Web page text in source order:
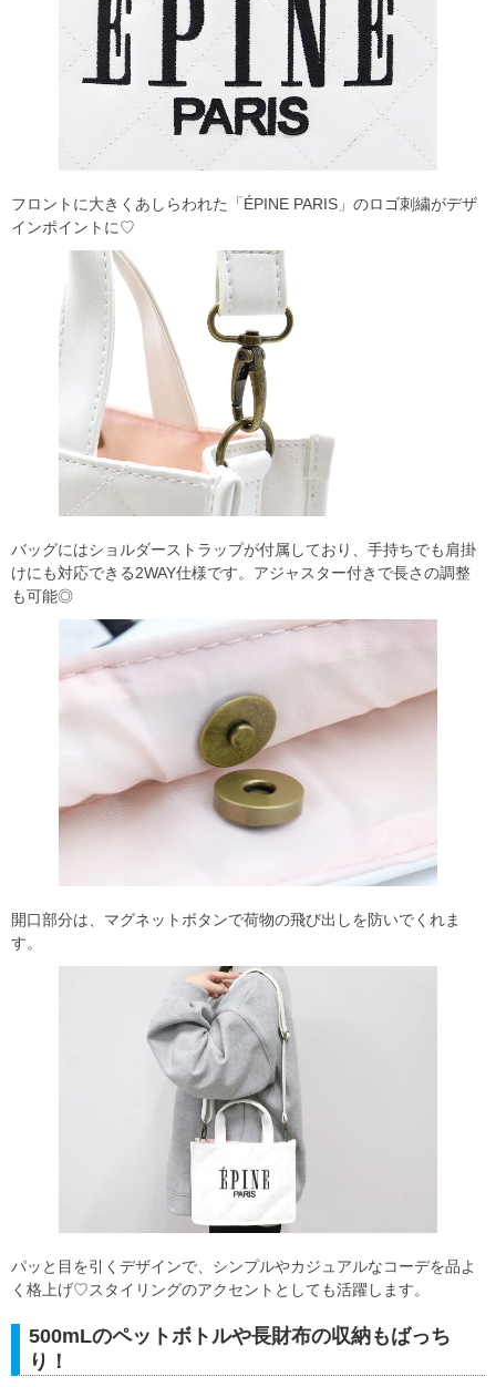
フロントに大きくあしらわれた「ÉPINE PARIS」のロゴ刺繍がデザ
インポイントに♡
バッグにはショルダーストラップが付属しており、手持ちでも肩掛
けにも対応できる2WAY仕様です。アジャスター付きで長さの調整
も可能◎
開口部分は、マグネットボタンで荷物の飛び出しを防いでくれま
す。
パッと目を引くデザインで、シンプルやカジュアルなコーデを品よ
く格上げ♡スタイリングのアクセントとしても活躍します。
500mLのペットボトルや長財布の収納もばっち
り！